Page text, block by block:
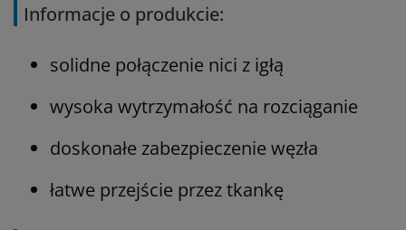
Informacje o produkcie:
solidne połączenie nici z igłą
wysoka wytrzymałość na rozciąganie
doskonałe zabezpieczenie węzła
łatwe przejście przez tkankę